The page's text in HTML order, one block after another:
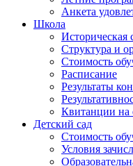
Анкета
Школа
Историческая
Структура и
Стоимость
Расписание
Результаты
Квитанции на
Детский сад
Стоимость
Условия